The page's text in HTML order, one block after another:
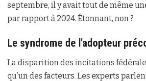
septembre, il y avait tout de même
par rapport à 2024. Étonnant, non ?
Le syndrome de l’adopteur
La disparition des incitations
qu’un des facteurs. Les experts